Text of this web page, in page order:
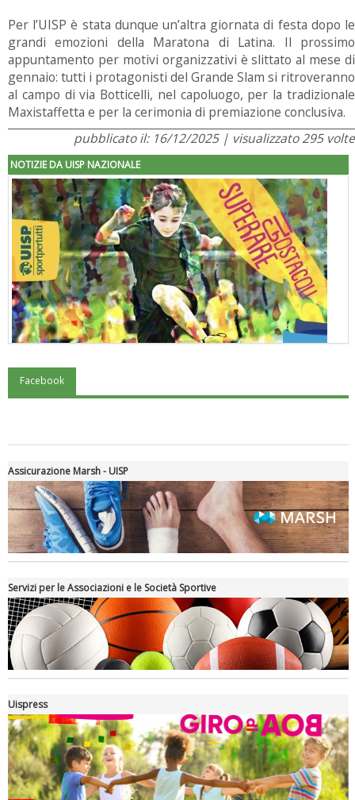
Per l’UISP è stata dunque un’altra giornata di festa dopo le
grandi emozioni della Maratona di Latina. Il prossimo
appuntamento per motivi organizzativi è slittato al mese di
gennaio: tutti i protagonisti del Grande Slam si ritroveranno
al campo di via Botticelli, nel capoluogo, per la tradizionale
Maxistaffetta e per la cerimonia di premiazione conclusiva.
pubblicato il: 16/12/2025 | visualizzato 295 volte
NOTIZIE DA UISP NAZIONALE
"Superare gli ostacoli": la relazione di Tiziano Pesce al CN Uisp
Luglio 2026: "Pensando con i piedi, si possono fare le
rivoluzioni"
Facebook
Assicurazione Marsh - UISP
Servizi per le Associazioni e le Società Sportive
Uispress